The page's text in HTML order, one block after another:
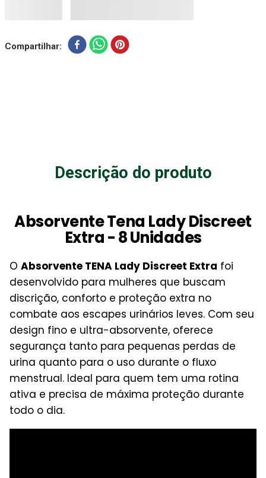
Compartilhar
Descrição do produto
Absorvente Tena Lady Discreet
Extra - 8 Unidades
O Absorvente TENA Lady Discreet Extra foi
desenvolvido para mulheres que buscam
discrição, conforto e proteção extra no
combate aos escapes urinários leves. Com seu
design fino e ultra-absorvente, oferece
segurança tanto para pequenas perdas de
urina quanto para o uso durante o fluxo
menstrual. Ideal para quem tem uma rotina
ativa e precisa de máxima proteção durante
todo o dia.